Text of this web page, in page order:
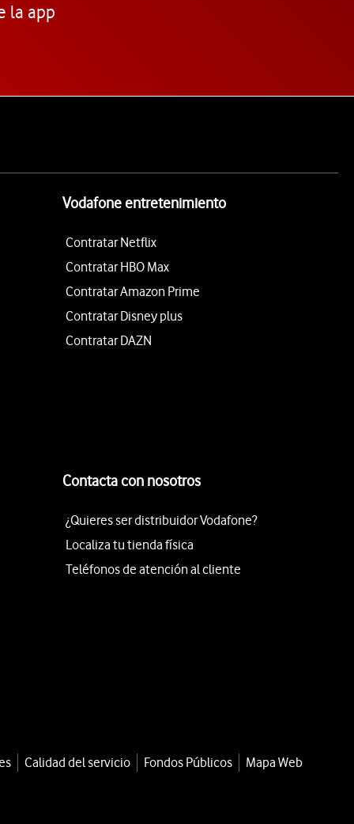
la app
Vodafone entretenimiento
Contratar Netflix
Contratar HBO Max
Contratar Amazon Prime
Contratar Disney plus
Contratar DAZN
Contacta con nosotros
¿Quieres ser distribuidor Vodafone?
Localiza tu tienda física
Teléfonos de atención al cliente
Calidad del servicio Fondos Públicos
Mapa Web